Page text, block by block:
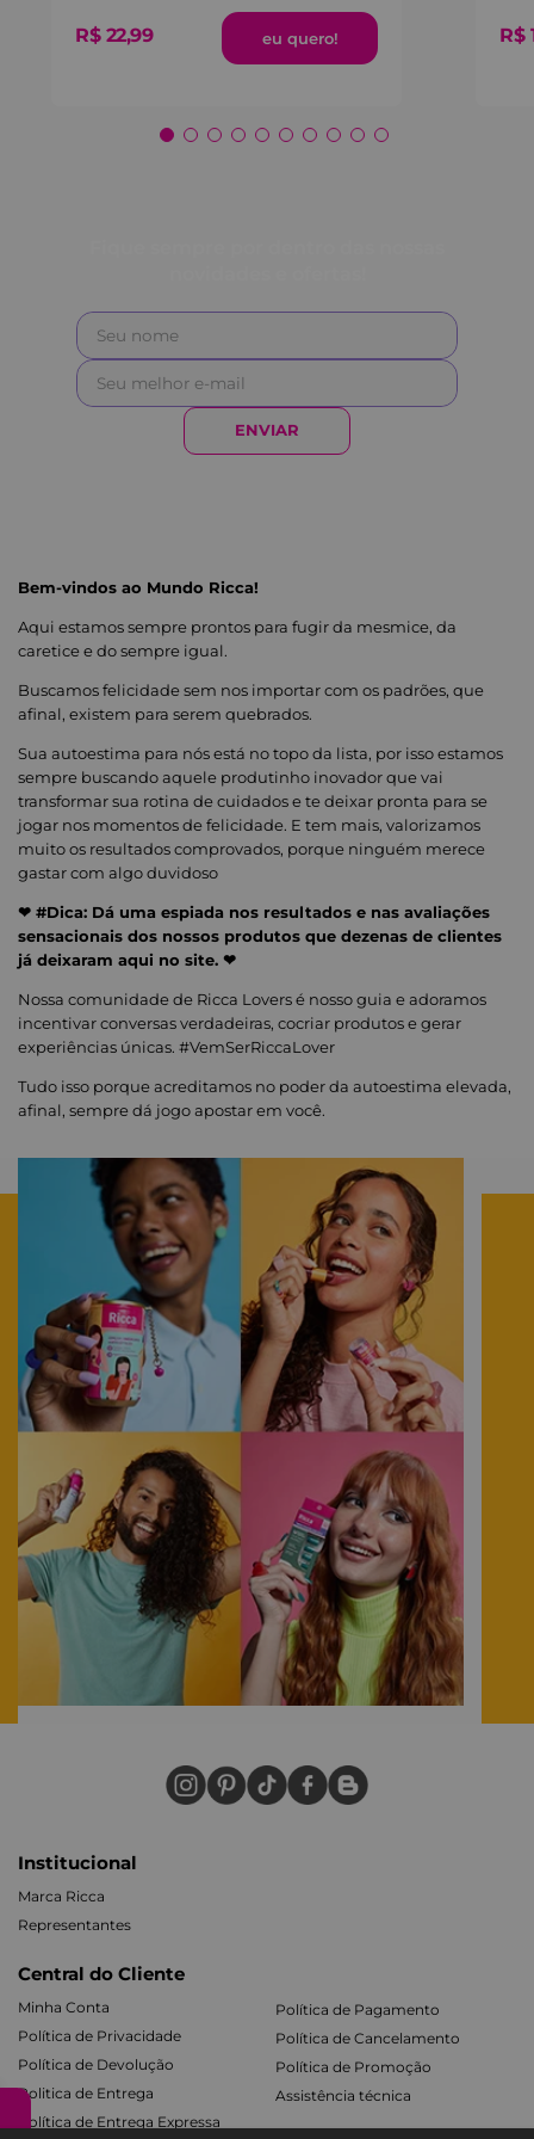
R$ 22,99 R$
ENVIAR
Bem-vindos ao Mundo Ricca!
Aqui estamos sempre prontos para fugir da mesmice, da
caretice e do sempre igual.
Buscamos felicidade sem nos importar com os padrões, que
afinal, existem para serem quebrados.
Sua autoestima para nós está no topo da lista, por isso estamos
sempre buscando aquele produtinho inovador que vai
transformar sua rotina de cuidados e te deixar pronta para se
jogar nos momentos de felicidade. E tem mais, valorizamos
muito os resultados comprovados, porque ninguém merece
gastar com algo duvidoso
❤ #Dica: Dá uma espiada nos resultados e nas avaliações
sensacionais dos nossos produtos que dezenas de clientes
já deixaram aqui no site. ❤
Nossa comunidade de Ricca Lovers é nosso guia e adoramos
incentivar conversas verdadeiras, cocriar produtos e gerar
experiências únicas. #VemSerRiccaLover
Tudo isso porque acreditamos no poder da autoestima elevada,
afinal, sempre dá jogo apostar em você.
Institucional
Marca Ricca
Representantes
Central do Cliente
Minha Conta
Política de Privacidade
Política de Devolução
Politica de Entrega
Política de Entrega Expressa
Política de Pagamento
Política de Cancelamento
Política de Promoção
Assistência técnica